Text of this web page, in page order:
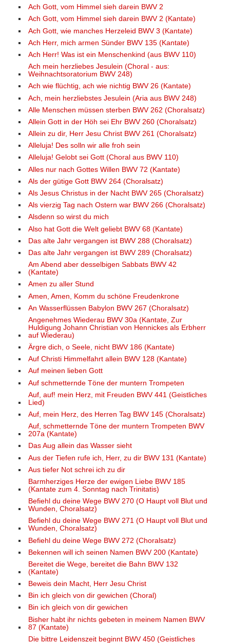
Ach Gott, vom Himmel sieh darein BWV 2
Ach Gott, vom Himmel sieh darein BWV 2 (Kantate)
Ach Gott, wie manches Herzeleid BWV 3 (Kantate)
Ach Herr, mich armen Sünder BWV 135 (Kantate)
Ach Herr! Was ist ein Menschenkind (aus BWV 110)
Ach mein herzliebes Jesulein (Choral - aus:
Weihnachtsoratorium BWV 248)
Ach wie flüchtig, ach wie nichtig BWV 26 (Kantate)
Ach, mein herzliebstes Jesulein (Aria aus BWV 248)
Alle Menschen müssen sterben BWV 262 (Choralsatz)
Allein Gott in der Höh sei Ehr BWV 260 (Choralsatz)
Allein zu dir, Herr Jesu Christ BWV 261 (Choralsatz)
Alleluja! Des solln wir alle froh sein
Alleluja! Gelobt sei Gott (Choral aus BWV 110)
Alles nur nach Gottes Willen BWV 72 (Kantate)
Als der gütige Gott BWV 264 (Choralsatz)
Als Jesus Christus in der Nacht BWV 265 (Choralsatz)
Als vierzig Tag nach Ostern war BWV 266 (Choralsatz)
Alsdenn so wirst du mich
Also hat Gott die Welt geliebt BWV 68 (Kantate)
Das alte Jahr vergangen ist BWV 288 (Choralsatz)
Das alte Jahr vergangen ist BWV 289 (Choralsatz)
Am Abend aber desselbigen Sabbats BWV 42
(Kantate)
Amen zu aller Stund
Amen, Amen, Komm du schöne Freudenkrone
An Wasserflüssen Babylon BWV 267 (Choralsatz)
Angenehmes Wiederau BWV 30a (Kantate, Zur
Huldigung Johann Christian von Hennickes als Erbherr
auf Wiederau)
Ärgre dich, o Seele, nicht BWV 186 (Kantate)
Auf Christi Himmelfahrt allein BWV 128 (Kantate)
Auf meinen lieben Gott
Auf schmetternde Töne der muntern Trompeten
Auf, auf! mein Herz, mit Freuden BWV 441 (Geistliches
Lied)
Auf, mein Herz, des Herren Tag BWV 145 (Choralsatz)
Auf, schmetternde Töne der muntern Trompeten BWV
207a (Kantate)
Das Aug allein das Wasser sieht
Aus der Tiefen rufe ich, Herr, zu dir BWV 131 (Kantate)
Aus tiefer Not schrei ich zu dir
Barmherziges Herze der ewigen Liebe BWV 185
(Kantate zum 4. Sonntag nach Trinitatis)
Befiehl du deine Wege BWV 270 (O Haupt voll Blut und
Wunden, Choralsatz)
Befiehl du deine Wege BWV 271 (O Haupt voll Blut und
Wunden, Choralsatz)
Befiehl du deine Wege BWV 272 (Choralsatz)
Bekennen will ich seinen Namen BWV 200 (Kantate)
Bereitet die Wege, bereitet die Bahn BWV 132
(Kantate)
Beweis dein Macht, Herr Jesu Christ
Bin ich gleich von dir gewichen (Choral)
Bin ich gleich von dir gewichen
Bisher habt ihr nichts gebeten in meinem Namen BWV
87 (Kantate)
Die bittre Leidenszeit beginnt BWV 450 (Geistliches